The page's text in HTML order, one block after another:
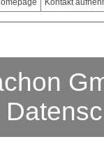
Kontakt